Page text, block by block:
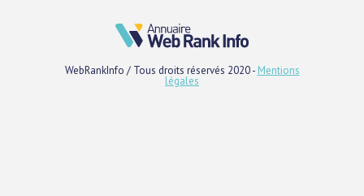
WebRankInfo / Tous droits réservés 2020 - Mentions
légales